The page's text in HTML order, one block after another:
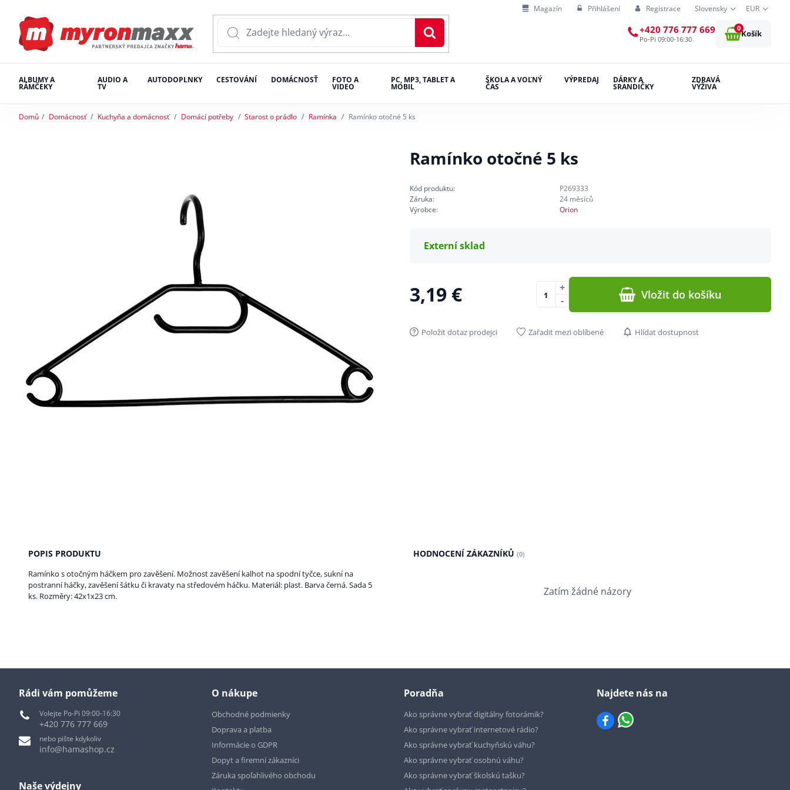
Magazín Přihlášení Registrace Slovensky EUR
+420 776 777 669
Po-Pi 09:00-16:30
0
Košík
ALBUMY A
RÁMČEKY
AUDIO A
TV
AUTODOPLNKY CESTOVÁNÍ DOMÁCNOSŤ FOTO A
VIDEO
PC, MP3, TABLET A
MOBIL
ŠKOLA A VOĽNÝ
ČAS
VÝPREDAJ DÁRKY A
SRANDIČKY
ZDRAVÁ
VÝŽIVA
Domů Domácnosť Kuchyňa a domácnosť Domácí potřeby Starost o prádlo Ramínka Ramínko otočné 5 ks
Ramínko otočné 5 ks
Kód produktu:
P269333
Záruka:
24 měsíců
Výrobce:
Orion
Externí sklad
3,19 € -
+ Vložit do košíku
Položit dotaz prodejci Zařadit mezi oblíbené Hlídat dostupnost
POPIS PRODUKTU
Ramínko s otočným háčkem pro zavěšení. Možnost zavěšení kalhot na spodní tyčce, sukní na
postranní háčky, zavěšení šátku či kravaty na středovém háčku. Materiál: plast. Barva černá. Sada 5
ks. Rozměry: 42x1x23 cm.
HODNOCENÍ ZÁKAZNÍKŮ (0)
Zatím žádné názory
Rádi vám pomůžeme
Volejte Po-Pi 09:00-16:30
+420 776 777 669
nebo pište kdykoliv
info@hamashop.cz
Naše výdejny
O nákupe
Obchodné podmienky
Doprava a platba
Informácie o GDPR
Dopyt a firemní zákazníci
Záruka spoľahlivého obchodu
Poradňa
Ako správne vybrať digitálny fotorámik?
Ako správne vybrať internetové rádio?
Ako správne vybrať kuchyňskú váhu?
Ako správne vybrať osobnú váhu?
Ako správne vybrať školskú tašku?
Najdete nás na